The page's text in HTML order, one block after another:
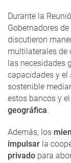
Durante la
Gobernadores
discutieron
multilaterales de
las necesidades
capacidades y el
sostenible
estos bancos y
geográfica.
Además, los
impulsar la
privado para